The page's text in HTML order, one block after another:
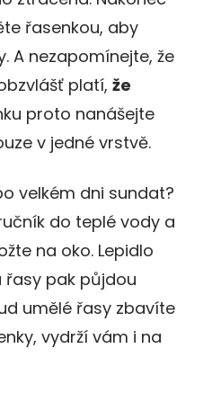
řasenkou, aby
A nezapomínejte, že
platí, že
proto nanášejte
v jedné vrstvě.
velkém dni sundat?
do teplé vody a
na oko. Lepidlo
řasy pak půjdou
umělé řasy zbavíte
vydrží vám i na